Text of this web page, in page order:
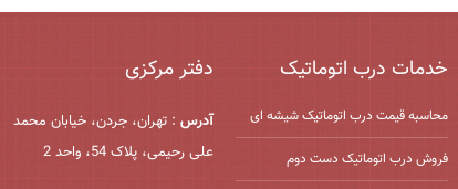
خدمات درب اتوماتیک
محاسبه قیمت درب اتوماتیک شیشه ‌ای
فروش درب اتوماتیک دست دوم
دفتر مرکزی
آدرس : تهران، جردن، خیابان محمد
علی رحیمی، پلاک 54، واحد 2